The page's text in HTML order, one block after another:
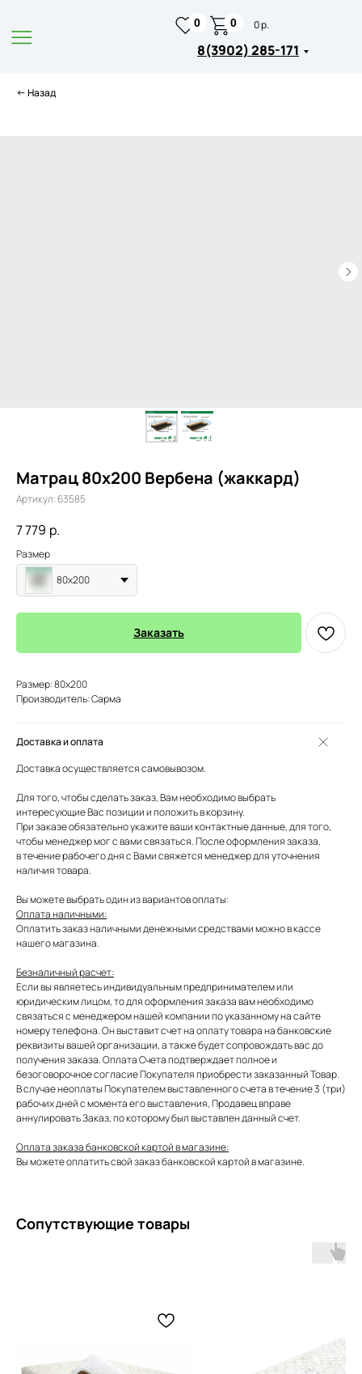
8(3902) 285-171
0 0 р.
0
← Назад
Матрац 80х200 Вербена (жаккард)
Артикул:63585
7 779 р.
Размер
80х200
Заказать
Размер: 80х200
Производитель: Сарма
Доставка и оплата
Доставка осуществляется самовывозом.
Для того, чтобы сделать заказ, Вам необходимо выбрать
интересующие Вас позиции и положить в корзину.
При заказе обязательно укажите ваши контактные данные, для того,
чтобы менеджер мог с вами связаться. После оформления заказа,
в течение рабочего дня с Вами свяжется менеджер для уточнения
наличия товара.
Вы можете выбрать один из вариантов оплаты:
Оплата наличными:
Оплатить заказ наличными денежными средствами можно в кассе
нашего магазина.
Безналичный расчет:
Если вы являетесь индивидуальным предпринимателем или
юридическим лицом, то для оформления заказа вам необходимо
связаться с менеджером нашей компании по указанному на сайте
номеру телефона. Он выставит счет на оплату товара на банковские
реквизиты вашей организации, а также будет сопровождать вас до
получения заказа. Оплата Счета подтверждает полное и
безоговорочное согласие Покупателя приобрести заказанный Товар.
В случае неоплаты Покупателем выставленного счета в течение 3 (три)
рабочих дней с момента его выставления, Продавец вправе
аннулировать Заказ, по которому был выставлен данный счет.
Оплата заказа банковской картой в магазине:
Вы можете оплатить свой заказ банковской картой в магазине.
Сопутствующие товары